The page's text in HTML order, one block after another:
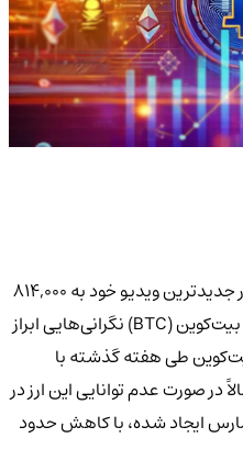
، در جدیدترین ویدیو خود به ۸۱۴,۰۰۰
مشترک یوتیوبش، نسبت به آینده بیت‌کوین (BTC) نگرانی‌هایی ابراز
طی هفته گذشته با
صورت عدم توانایی این ارز در
ایجاد شده، با کاهش حدود